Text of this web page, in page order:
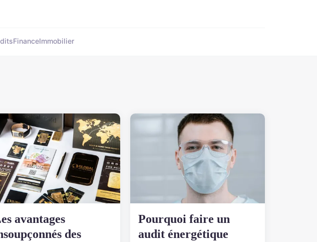
FinanceImmobilier
avantages
des
Pourquoi faire un
audit énergétique